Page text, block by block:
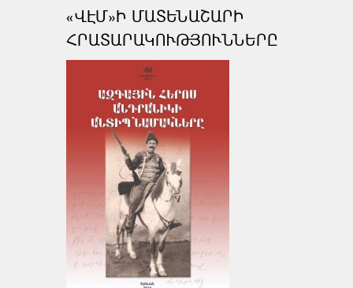
«ՎԷՄ»Ի ՄԱՏԵՆԱՇԱՐԻ
ՀՐԱՏԱՐԱԿՈՒԹՅՈՒՆՆԵՐԸ